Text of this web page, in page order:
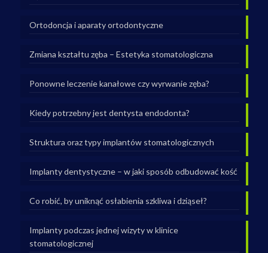
Ortodoncja i aparaty ortodontyczne
Zmiana kształtu zęba – Estetyka stomatologiczna
Ponowne leczenie kanałowe czy wyrwanie zęba?
Kiedy potrzebny jest dentysta endodonta?
Struktura oraz typy implantów stomatologicznych
Implanty dentystyczne – w jaki sposób odbudować kość
Co robić, by uniknąć osłabienia szkliwa i dziąseł?
Implanty podczas jednej wizyty w klinice
stomatologicznej